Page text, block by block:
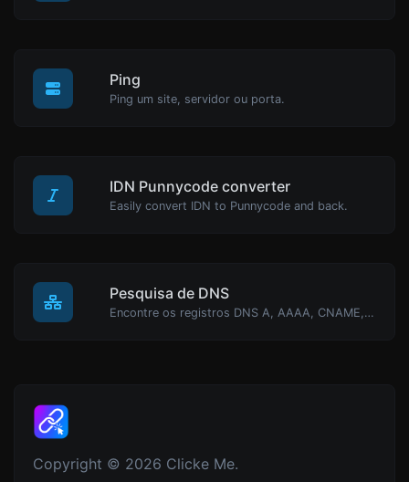
Ping
Ping um site, servidor ou porta.
IDN Punnycode converter
Easily convert IDN to Punnycode and back.
Pesquisa de DNS
Encontre os registros DNS A, AAAA, CNAME, MX, NS, TXT, SOA de um host.
Copyright © 2026 Clicke Me.